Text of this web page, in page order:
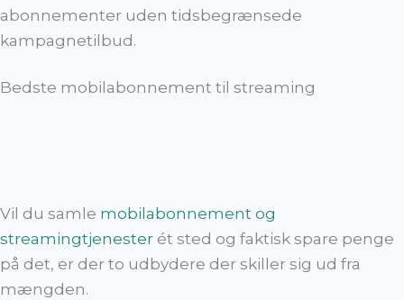
abonnementer uden tidsbegrænsede
kampagnetilbud.
Bedste mobilabonnement til streaming
Vil du samle mobilabonnement og
streamingtjenester ét sted og faktisk spare penge
på det, er der to udbydere der skiller sig ud fra
mængden.